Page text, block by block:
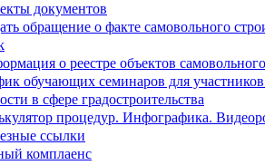
документов
обращение о факте самовольного
о реестре объектов
обучающих семинаров для участников
в сфере градостроительства
процедур. Инфографика.
ссылки
комплаенс